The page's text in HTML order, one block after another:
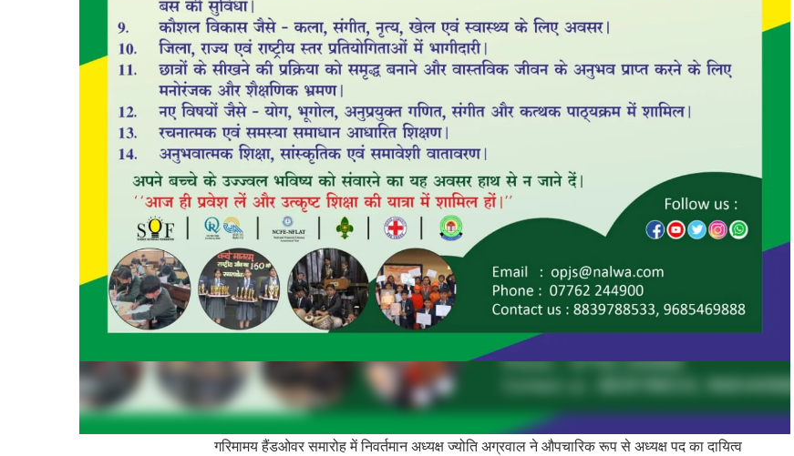
गरिमामय हैंडओवर समारोह में निवर्तमान अध्यक्ष ज्योति अग्रवाल ने औपचारिक रूप से अध्यक्ष पद का दायित्व